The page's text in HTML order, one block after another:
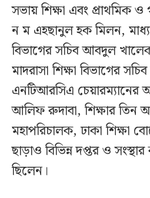
সভায় শিক্ষা এবং প্রাথমিক ও
ন ম এহছানুল হক মিলন,
বিভাগের সচিব আবদুল
মাদরাসা শিক্ষা বিভাগের
এনটিআরসিএ চেয়ারম্যানের
আলিফ রুদাবা, শিক্ষার তিন
মহাপরিচালক, ঢাকা শিক্ষা
ছাড়াও বিভিন্ন দপ্তর ও
ছিলেন।